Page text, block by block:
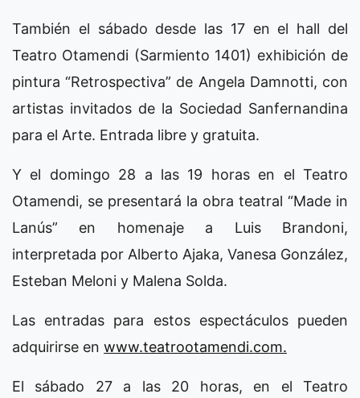
También el sábado desde las 17 en el hall del
Teatro Otamendi (Sarmiento 1401) exhibición de
pintura “Retrospectiva” de Angela Damnotti, con
artistas invitados de la Sociedad Sanfernandina
para el Arte. Entrada libre y gratuita.
Y el domingo 28 a las 19 horas en el Teatro
Otamendi, se presentará la obra teatral “Made in
Lanús” en homenaje a Luis Brandoni,
interpretada por Alberto Ajaka, Vanesa González,
Esteban Meloni y Malena Solda.
Las entradas para estos espectáculos pueden
adquirirse en www.teatrootamendi.com.
El sábado 27 a las 20 horas, en el Teatro